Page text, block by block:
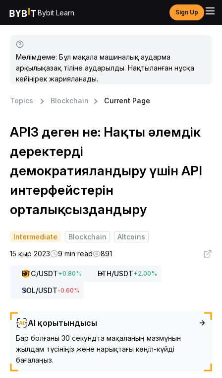
Bybit Learn Sign Up
Мәлімдеме: Бұл мақала машиналық аударма
арқылықазақ тіліне аударылды. Нақтыланған нұсқа
кейінірек жарияланады.
Topics Blockchain Current Page
API3 деген не: Нақты әлемдік
деректерді
демократияландыру үшін API
интерфейстерін
орталықсыздандыру
Intermediate Blockchain
Altcoins
15 қыр 2023
9 min read 891
BTC/USDT+0.80% ETH/USDT+2.00%
SOL/USDT-0.60%
AI қорытындысы
Бар болғаны 30 секундта мақаланың мазмұнын
жылдам түсініңіз және нарықтағы көңіл-күйді
бағалаңыз.